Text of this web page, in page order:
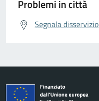
Problemi in città
Segnala disservizio